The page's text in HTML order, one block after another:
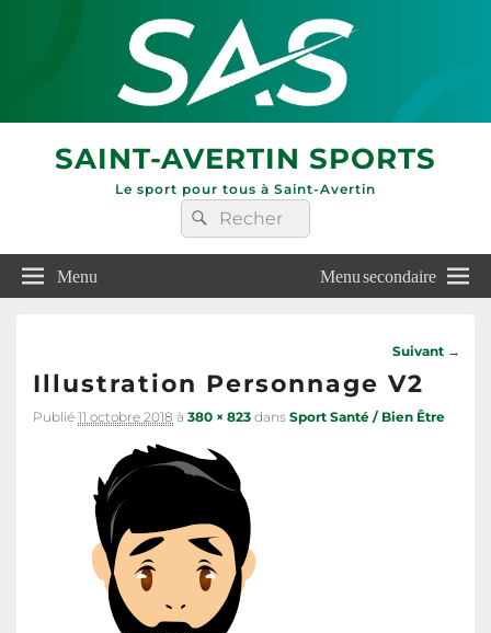
SAINT-AVERTIN SPORTS
Le sport pour tous à Saint-Avertin
Recherche :
Rechercher
Menu Menu secondaire
les
images
Suivant →
Illustration Personnage V2
Publié 11 octobre 2018 à 380 × 823 dans Sport Santé / Bien Être